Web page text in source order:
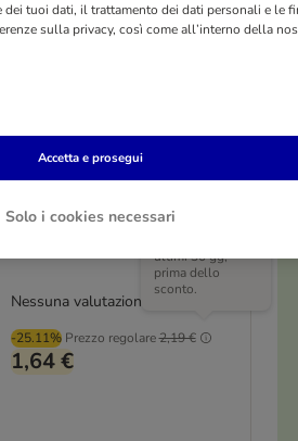
Gioco per cani TIAKI
Ciabatta in lattice
L 15 x P 6,5 x H 6,5 cm
-25.11% Prezzo regolare2,19 €
Prezzo più basso
ultimi 30 gg,
prima dello
sconto.
1,64 €
Nessuna valutazione
tuoi dati, il trattamento dei dati personali e le
sulla privacy, così come all’interno della
Solo i cookies necessari
Accetta e prosegui